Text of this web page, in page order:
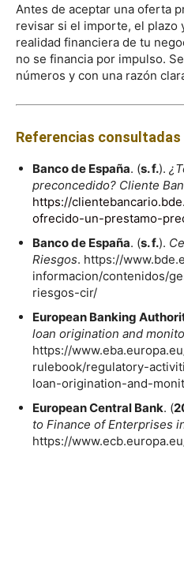
Antes de aceptar una oferta
revisar si el importe, el plazo
realidad financiera de tu
no se financia por impulso.
números y con una razón
Referencias consultadas
Banco de España. (s. f.).
preconcedido? Cliente
https://
ofrecido-un-prestamo-
Banco de España. (s. f.).
Riesgos. https://
informacion/contenidos/
riesgos-cir/
European Banking
loan origination and
https://
rulebook/regulatory-
loan-origination-and-
European Central Bank. (
to Finance of Enterprises
https://